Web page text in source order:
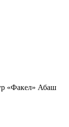
«Факел» Абаш